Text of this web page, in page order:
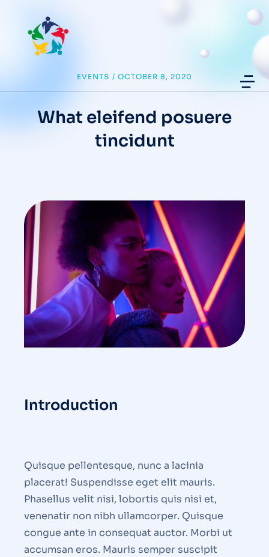
EVENTS / OCTOBER 8, 2020
What eleifend posuere
tincidunt
Introduction
Quisque pellentesque, nunc a lacinia
placerat! Suspendisse eget elit mauris.
Phasellus velit nisi, lobortis quis nisi et,
venenatir non nibh ullamcorper. Quisque
congue ante in consequat auctor. Morbi ut
accumsan eros. Mauris semper suscipit